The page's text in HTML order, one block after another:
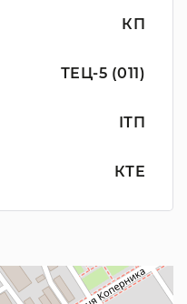
КП
ТЕЦ-5 (011)
ІТП
КТЕ